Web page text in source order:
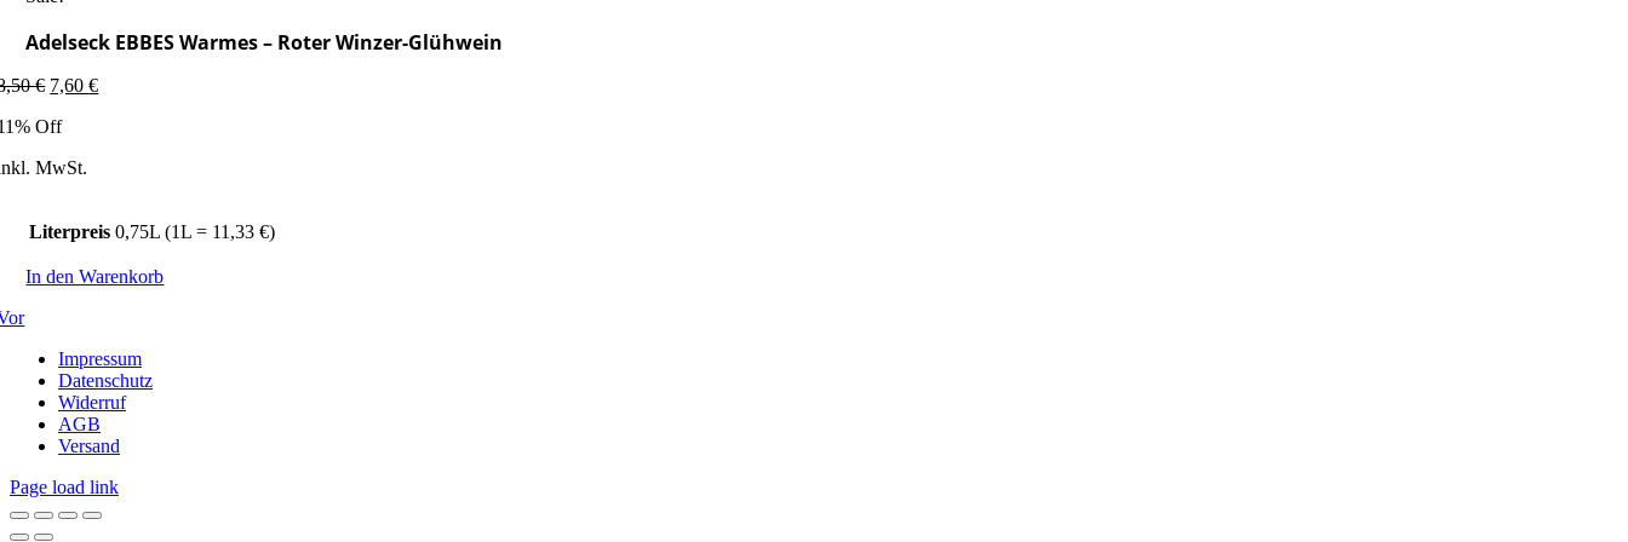
Adelseck EBBES Warmes – Roter Winzer-Glühwein
€ Ursprünglicher
war:
7,60€Aktueller
Off
MwSt.
Literpreis 0,75L (1L = 11,33 €)
In den Warenkorb
Impressum
Datenschutz
Widerruf
AGB
Versand
Page load link